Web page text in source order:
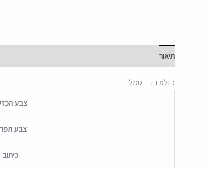
תיאור
כזלפ בד – סמל
צבע
צבע
כיתוב